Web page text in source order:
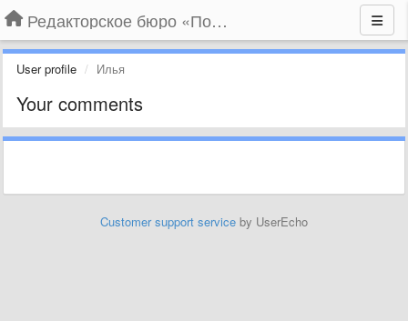
Редакторское бюро «По правилам»
User profile Илья
Your comments
Customer support service by UserEcho